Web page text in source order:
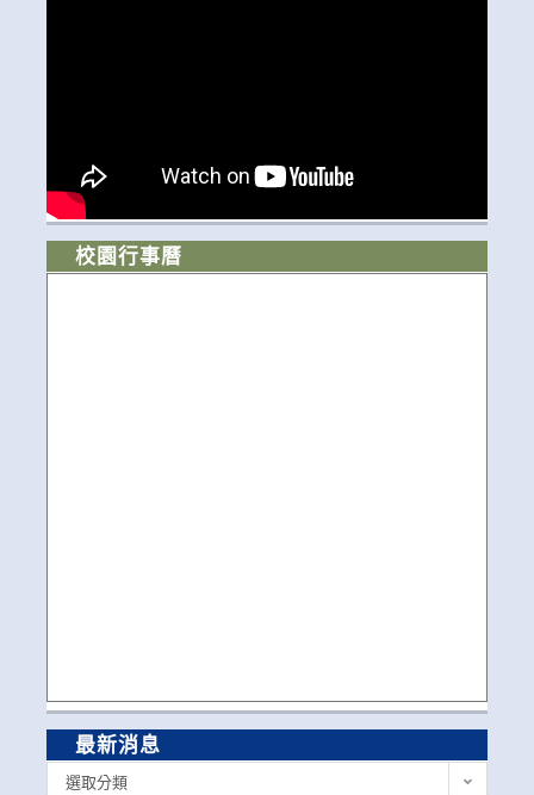
校園行事曆
最新消息
選取分類